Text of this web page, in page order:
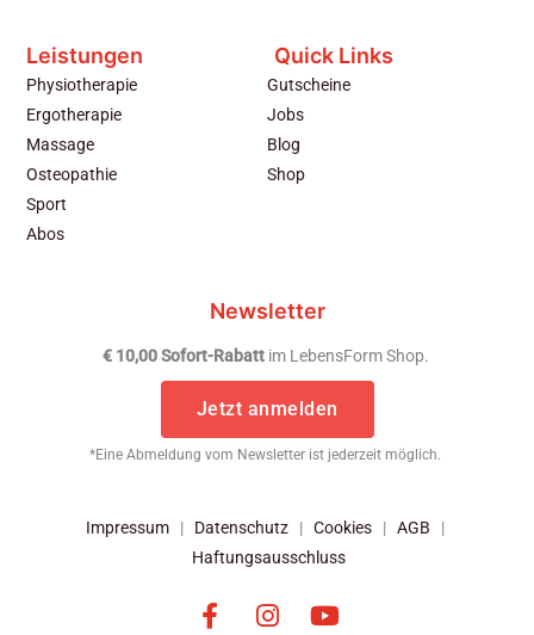
Leistungen
Physiotherapie
Ergotherapie
Massage
Osteopathie
Sport
Abos
Quick Links
Gutscheine
Jobs
Blog
Shop
Newsletter
€ 10,00 Sofort-Rabatt im LebensForm Shop.
Jetzt anmelden
*Eine Abmeldung vom Newsletter ist jederzeit möglich.
Impressum | Datenschutz | Cookies | AGB |
Haftungsausschluss
F
I
Y